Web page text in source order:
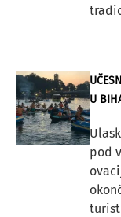
U
pod